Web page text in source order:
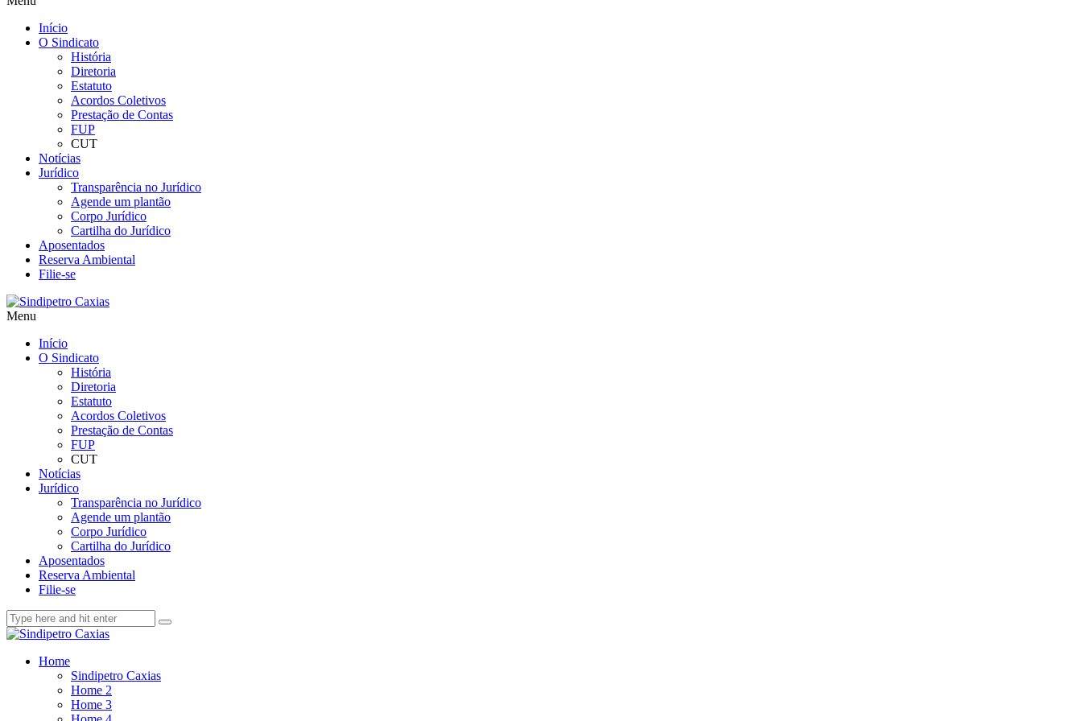
Início
O Sindicato
História
Diretoria
Estatuto
Acordos Coletivos
Prestação de Contas
FUP
CUT
Notícias
Jurídico
Transparência no Jurídico
Agende um plantão
Corpo Jurídico
Cartilha do Jurídico
Aposentados
Reserva Ambiental
Filie-se
Menu
Início
O Sindicato
História
Diretoria
Estatuto
Acordos Coletivos
Prestação de Contas
FUP
CUT
Notícias
Jurídico
Transparência no Jurídico
Agende um plantão
Corpo Jurídico
Cartilha do Jurídico
Aposentados
Reserva Ambiental
Filie-se
Home
Sindipetro Caxias
Home 2
Home 3